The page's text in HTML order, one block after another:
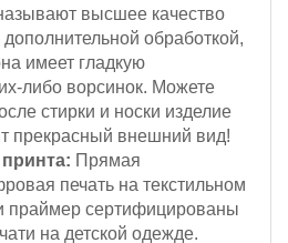
высшее качество
обработкой,
имеет гладкую
либо ворсинок. Можете
стирки и носки изделие
прекрасный внешний вид!
Прямая
печать на текстильном
праймер сертифицированы
на детской одежде.